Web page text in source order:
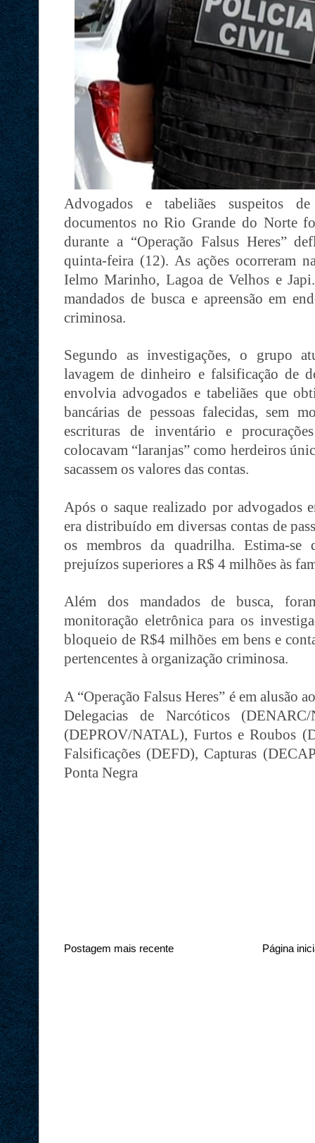
Advogados e tabeliães suspeitos
documentos no Rio Grande do Norte
durante a “Operação Falsus Heres”
quinta-feira (12). As ações ocorreram
Ielmo Marinho, Lagoa de Velhos e
mandados de busca e apreensão em
criminosa.
Segundo as investigações, o grupo
lavagem de dinheiro e falsificação de
envolvia advogados e tabeliães que
bancárias de pessoas falecidas, sem
escrituras de inventário e
colocavam “laranjas” como herdeiros
sacassem os valores das contas.
Após o saque realizado por advogados
era distribuído em diversas contas de
os membros da quadrilha. Estima-se
prejuízos superiores a R$ 4 milhões às
Além dos mandados de busca,
monitoração eletrônica para os
bloqueio de R$4 milhões em bens e
pertencentes à organização criminosa.
A “Operação Falsus Heres” é em alusão
Delegacias de Narcóticos
(DEPROV/NATAL), Furtos e Roubos
Falsificações (DEFD), Capturas
Ponta Negra
Postagem mais recente Página